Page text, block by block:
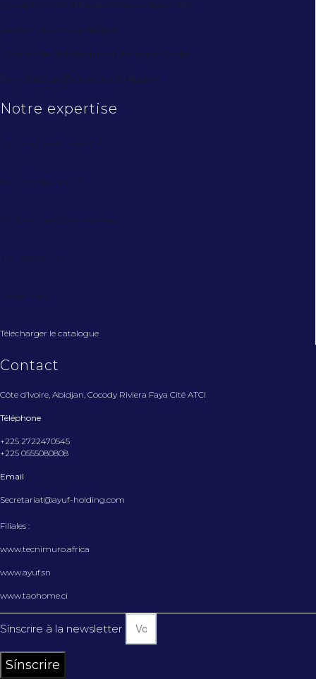
Conception & location de stands professionnels
Location chapiteaux Abidjan
Location de Chapiteau pour Mariage à Abidjan
Devis Structure Événementielle Abidjan
Notre expertise
Pourquoi Ayuf Holding ?
Qui sommes-nous ?
AYUF architecture éphémère
Nos réalisations
Mediaroom
Télécharger le catalogue
Contact
Côte d’Ivoire, Abidjan, Cocody Riviera Faya Cité ATCI
Téléphone
+225 2722470545
+225 0555080808
Email
Secretariat@ayuf-holding.com
Filiales :
www.tecnimuro.africa
www.ayuf.sn
www.taohome.ci
Sínscrire à la newsletter
Sínscrire